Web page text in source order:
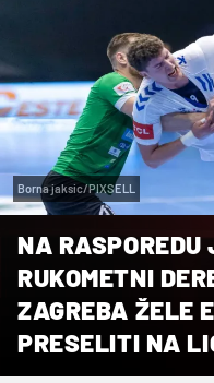
Borna jaksic/PIXSELL
NA
RUKOMETNI
ZAGREBA ŽELE
PRESELITI NA